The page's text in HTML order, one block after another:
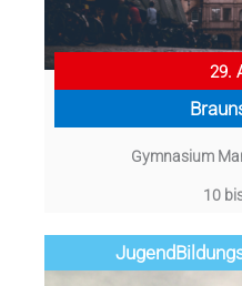
29.
Gymnasium
10